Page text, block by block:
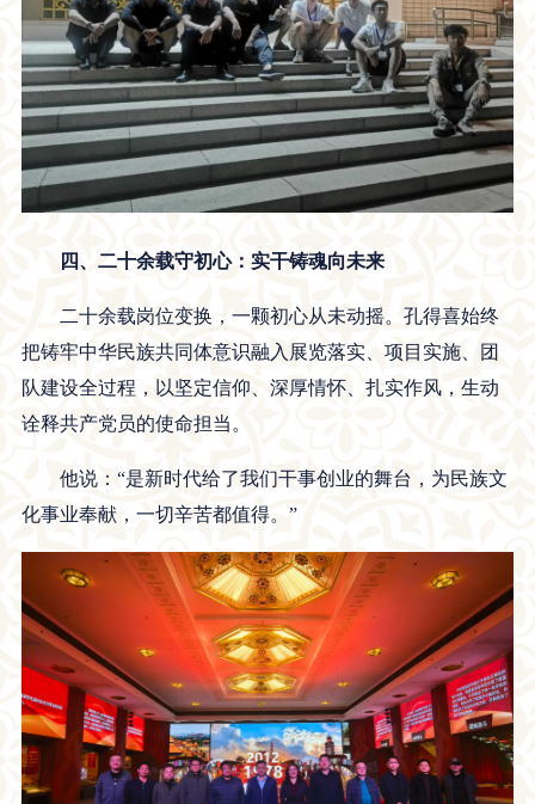
四、二十余载守初心：实干铸魂向未来
二十余载岗位变换，一颗初心从未动摇。孔得喜始终
把铸牢中华民族共同体意识融入展览落实、项目实施、团
队建设全过程，以坚定信仰、深厚情怀、扎实作风，生动
诠释共产党员的使命担当。
他说：“是新时代给了我们干事创业的舞台，为民族文
化事业奉献，一切辛苦都值得。”